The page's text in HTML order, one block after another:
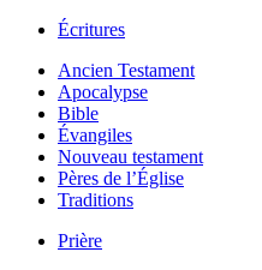
Écritures
Ancien Testament
Apocalypse
Bible
Évangiles
Nouveau testament
Pères de l’Église
Traditions
Prière